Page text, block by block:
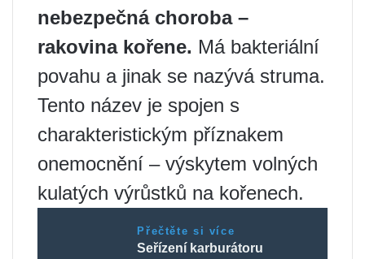
nebezpečná choroba –
rakovina kořene. Má bakteriální
povahu a jinak se nazývá struma.
Tento název je spojen s
charakteristickým příznakem
onemocnění – výskytem volných
kulatých výrůstků na kořenech.
Přečtěte si více
Seřízení karburátoru